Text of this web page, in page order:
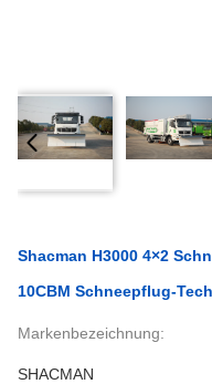
Shacman H3000 4×2
10CBM Schneepflug-
Markenbezeichnung:
SHACMAN